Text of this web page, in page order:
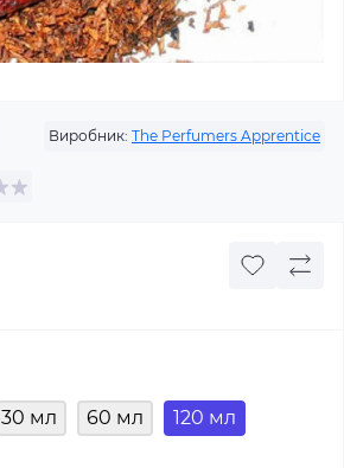
Виробник: The Perfumers Apprentice
30 мл 60 мл 120 мл